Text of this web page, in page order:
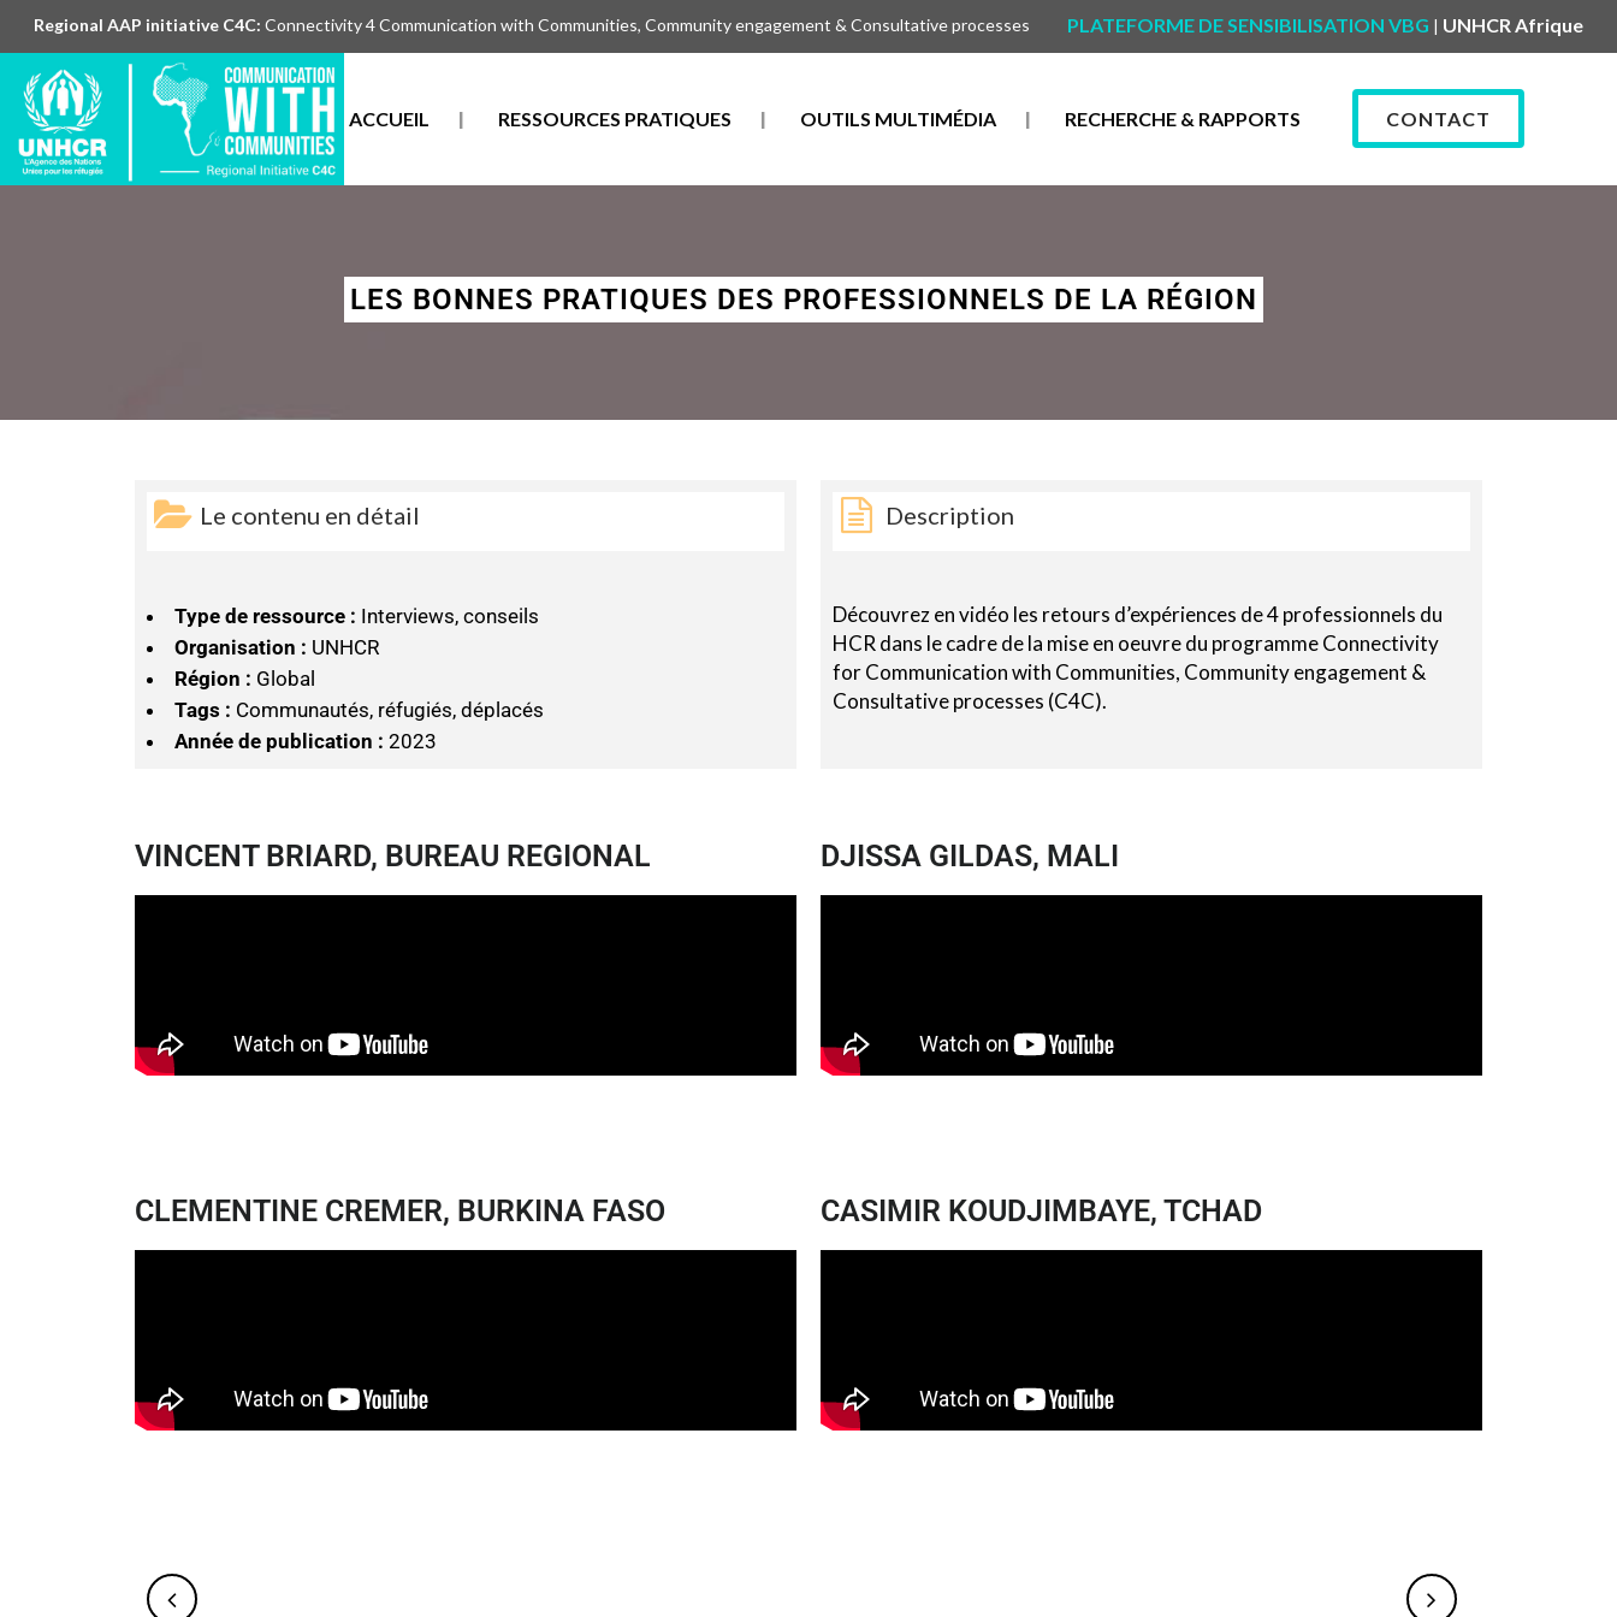
Regional AAP initiative C4C: Connectivity 4 Communication with Communities, Community engagement & Consultative processes PLATEFORME DE SENSIBILISATION VBG | UNHCR Afrique
CONTACT
ACCUEIL RESSOURCES PRATIQUES OUTILS MULTIMÉDIA RECHERCHE & RAPPORTS
LES BONNES PRATIQUES DES PROFESSIONNELS DE LA RÉGION
Le contenu en détail
Type de ressource : Interviews, conseils
Organisation : UNHCR
Région : Global
Tags : Communautés, réfugiés, déplacés
Année de publication : 2023
Description
Découvrez en vidéo les retours d’expériences de 4 professionnels du
HCR dans le cadre de la mise en oeuvre du programme Connectivity
for Communication with Communities, Community engagement &
Consultative processes (C4C).
VINCENT BRIARD, BUREAU REGIONAL DJISSA GILDAS, MALI
CLEMENTINE CREMER, BURKINA FASO CASIMIR KOUDJIMBAYE, TCHAD